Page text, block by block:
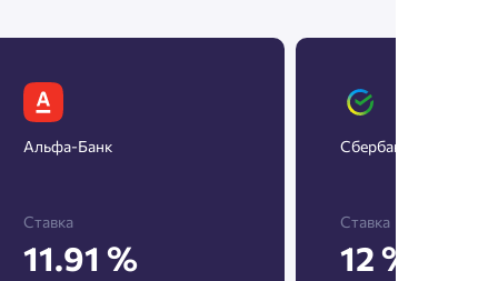
Альфа-Банк
Ставка
11.91 %
Сбербанк
Ставка
12 %